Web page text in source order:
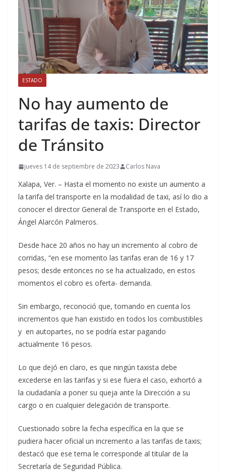
ESTADO
No hay aumento de
tarifas de taxis: Director
de Tránsito
jueves 14 de septiembre de 2023 Carlos Nava
Xalapa, Ver. – Hasta el momento no existe un aumento a
la tarifa del transporte en la modalidad de taxi, así lo dio a
conocer el director General de Transporte en el Estado,
Ángel Alarcón Palmeros.
Desde hace 20 años no hay un incremento al cobro de
corridas, “en ese momento las tarifas eran de 16 y 17
pesos; desde entonces no se ha actualizado, en estos
momentos el cobro es oferta- demanda.
Sin embargo, reconoció que, tomando en cuenta los
incrementos que han existido en todos los combustibles
y en autopartes, no se podría estar pagando
actualmente 16 pesos.
Lo que dejó en claro, es que ningún taxista debe
excederse en las tarifas y si ese fuera el caso, exhortó a
la ciudadanía a poner su queja ante la Dirección a su
cargo o en cualquier delegación de transporte.
Cuestionado sobre la fecha específica en la que se
pudiera hacer oficial un incremento a las tarifas de taxis;
destacó que ese tema le corresponde al titular de la
Secretaría de Seguridad Pública.